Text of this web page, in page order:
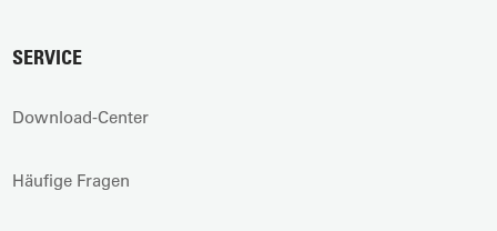
SERVICE
Download-Center
Häufige Fragen